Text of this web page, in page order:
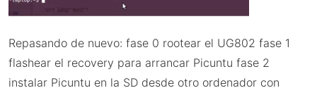
Repasando de nuevo: fase 0 rootear el UG802 fase 1
flashear el recovery para arrancar Picuntu fase 2
instalar Picuntu en la SD desde otro ordenador con